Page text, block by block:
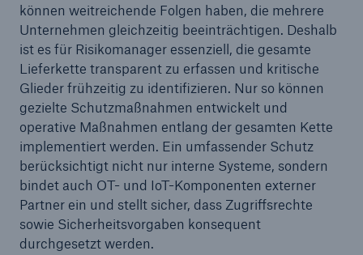
können weitreichende Folgen haben, die mehrere
Unternehmen gleichzeitig beeinträchtigen. Deshalb
ist es für Risikomanager essenziell, die gesamte
Lieferkette transparent zu erfassen und kritische
Glieder frühzeitig zu identifizieren. Nur so können
gezielte Schutzmaßnahmen entwickelt und
operative Maßnahmen entlang der gesamten Kette
implementiert werden. Ein umfassender Schutz
berücksichtigt nicht nur interne Systeme, sondern
bindet auch OT- und IoT-Komponenten externer
Partner ein und stellt sicher, dass Zugriffsrechte
sowie Sicherheitsvorgaben konsequent
durchgesetzt werden.
Lösungen